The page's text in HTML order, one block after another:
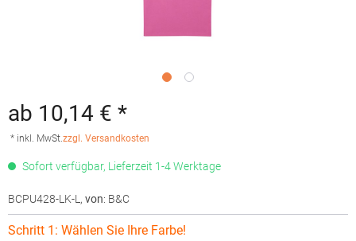
ab 10,14 € *
* inkl. MwSt.zzgl. Versandkosten
Sofort verfügbar, Lieferzeit 1-4 Werktage
BCPU428-LK-L , von: B&C
Schritt 1: Wählen Sie Ihre Farbe!